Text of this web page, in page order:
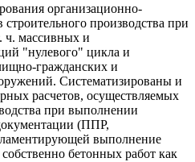
организационно-
производства при
ч. массивных и
"нулевого" цикла и
гражданских и
Систематизированы и
расчетов, осуществляемых
при выполнении
(ППР,
выполнение
бетонных работ как